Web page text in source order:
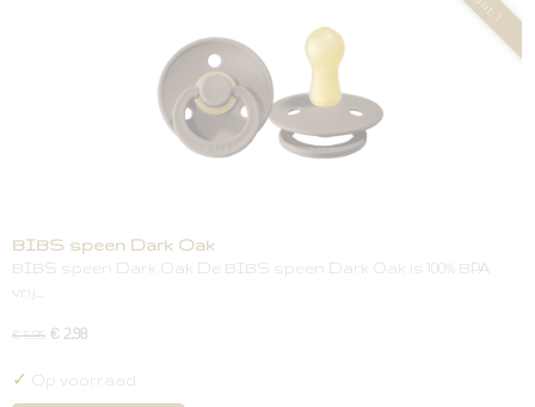
BIBS speen Dark Oak
BIBS speen Dark Oak De BIBS speen Dark Oak is 100% BPA
vrij…
€ 5,95 € 2,98
✓ Op voorraad